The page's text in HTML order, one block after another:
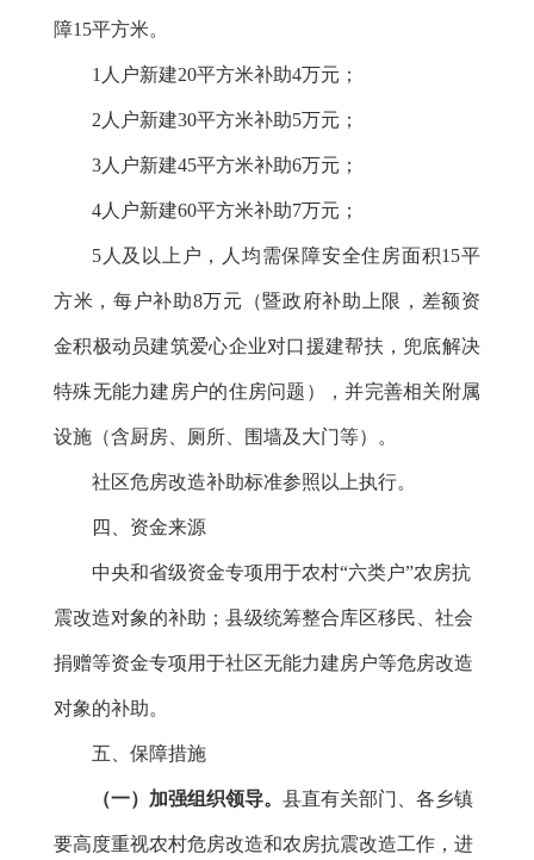
障15平方米。
1人户新建20平方米补助4万元；
2人户新建30平方米补助5万元；
3人户新建45平方米补助6万元；
4人户新建60平方米补助7万元；
5人及以上户，人均需保障安全住房面积15平
方米，每户补助8万元（暨政府补助上限，差额资
金积极动员建筑爱心企业对口援建帮扶，兜底解决
特殊无能力建房户的住房问题），并完善相关附属
设施（含厨房、厕所、围墙及大门等） 。
社区危房改造补助标准参照以上执行。
四、资金来源
中央和省级资金专项用于农村“六类户”农房抗
震改造对象的补助；县级统筹整合库区移民、社会
捐赠等资金专项用于社区无能力建房户等危房改造
对象的补助。
五、保障措施
（一） 加强组织领导。县直有关部门、各乡镇
要高度重视农村危房改造和农房抗震改造工作，进